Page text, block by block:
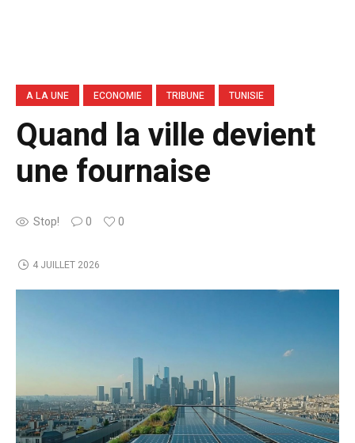
A LA UNE ECONOMIE TRIBUNE TUNISIE
Quand la ville devient
une fournaise
Stop! 0 0
4 JUILLET 2026